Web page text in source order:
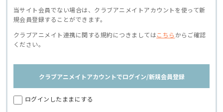
当サイト会員でない場合は、クラブアニメイトアカウントを使って新
規会員登録することができます。
クラブアニメイト連携に関する規約につきましてはこちら からご確認
ください。
クラブアニメイトアカウントでログイン/新規会員登録
ログインしたままにする